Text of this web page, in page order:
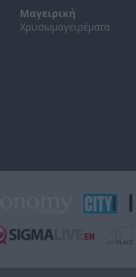
Μαγειρική
Χρυσωμαγειρέματα